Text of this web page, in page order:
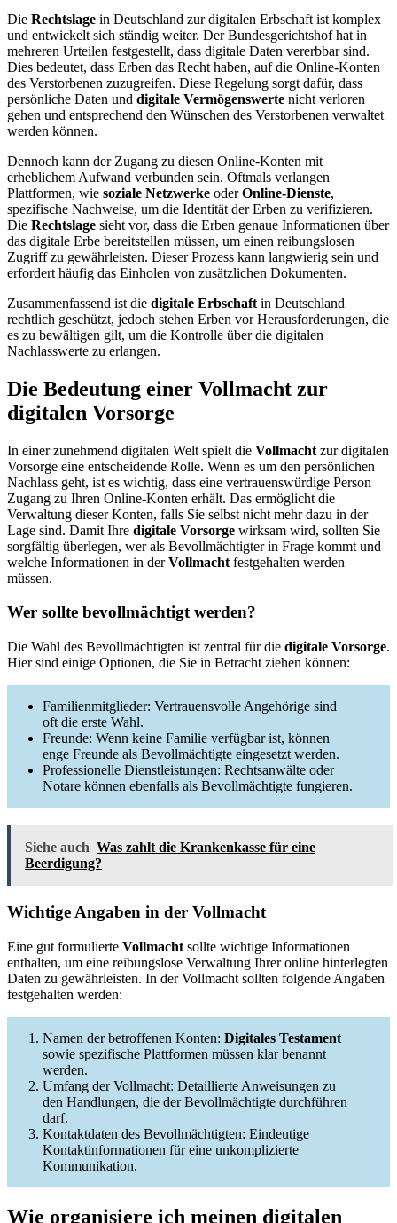
Die Rechtslage in Deutschland zur digitalen Erbschaft ist komplex
und entwickelt sich ständig weiter. Der Bundesgerichtshof hat in
mehreren Urteilen festgestellt, dass digitale Daten vererbbar sind.
Dies bedeutet, dass Erben das Recht haben, auf die Online-Konten
des Verstorbenen zuzugreifen. Diese Regelung sorgt dafür, dass
persönliche Daten und digitale Vermögenswerte nicht verloren
gehen und entsprechend den Wünschen des Verstorbenen verwaltet
werden können.
Dennoch kann der Zugang zu diesen Online-Konten mit
erheblichem Aufwand verbunden sein. Oftmals verlangen
Plattformen, wie soziale Netzwerke oderOnline-Dienste,
spezifische Nachweise, um die Identität der Erben zu verifizieren.
Die Rechtslage sieht vor, dass die Erben genaue Informationen über
das digitale Erbe bereitstellen müssen, um einen reibungslosen
Zugriff zu gewährleisten. Dieser Prozess kann langwierig sein und
erfordert häufig das Einholen von zusätzlichen Dokumenten.
Zusammenfassend ist die digitale Erbschaft in Deutschland
rechtlich geschützt, jedoch stehen Erben vor Herausforderungen, die
es zu bewältigen gilt, um die Kontrolle über die digitalen
Nachlasswerte zu erlangen.
Die Bedeutung einer Vollmacht zur
digitalen Vorsorge
In einer zunehmend digitalen Welt spielt die Vollmacht zur digitalen
Vorsorge eine entscheidende Rolle. Wenn es um den persönlichen
Nachlass geht, ist es wichtig, dass eine vertrauenswürdige Person
Zugang zu Ihren Online-Konten erhält. Das ermöglicht die
Verwaltung dieser Konten, falls Sie selbst nicht mehr dazu in der
Lage sind. Damit Ihre digitale Vorsorge wirksam wird, sollten Sie
sorgfältig überlegen, wer als Bevollmächtigter in Frage kommt und
welche Informationen in derVollmacht festgehalten werden
müssen.
Wer sollte bevollmächtigt werden?
Die Wahl des Bevollmächtigten ist zentral für die digitale Vorsorge.
Hier sind einige Optionen, die Sie in Betracht ziehen können:
Familienmitglieder: Vertrauensvolle Angehörige sind
oft die erste Wahl.
Freunde: Wenn keine Familie verfügbar ist, können
enge Freunde als Bevollmächtigte eingesetzt werden.
Professionelle Dienstleistungen: Rechtsanwälte oder
Notare können ebenfalls als Bevollmächtigte fungieren.
Siehe auch Was zahlt die Krankenkasse für eine
Beerdigung?
Wichtige Angaben in der Vollmacht
Eine gut formulierte Vollmacht sollte wichtige Informationen
enthalten, um eine reibungslose Verwaltung Ihrer online hinterlegten
Daten zu gewährleisten. In der Vollmacht sollten folgende Angaben
festgehalten werden:
Namen der betroffenen Konten: Digitales Testament
sowie spezifische Plattformen müssen klar benannt
werden.
Umfang der Vollmacht: Detaillierte Anweisungen zu
den Handlungen, die der Bevollmächtigte durchführen
darf.
Kontaktdaten des Bevollmächtigten: Eindeutige
Kontaktinformationen für eine unkomplizierte
Kommunikation.
Wie organisiere ich meinen digitalen